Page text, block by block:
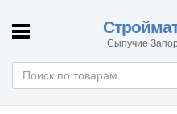
Сыпучие